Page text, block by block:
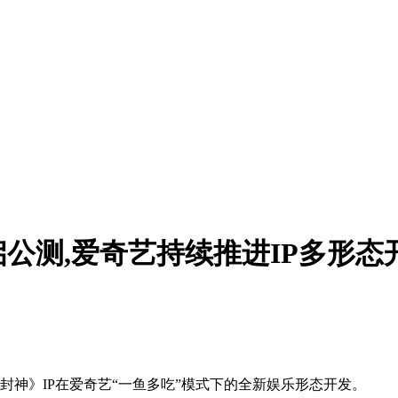
测,爱奇艺持续推进IP多形态
》IP在爱奇艺“一鱼多吃”模式下的全新娱乐形态开发。